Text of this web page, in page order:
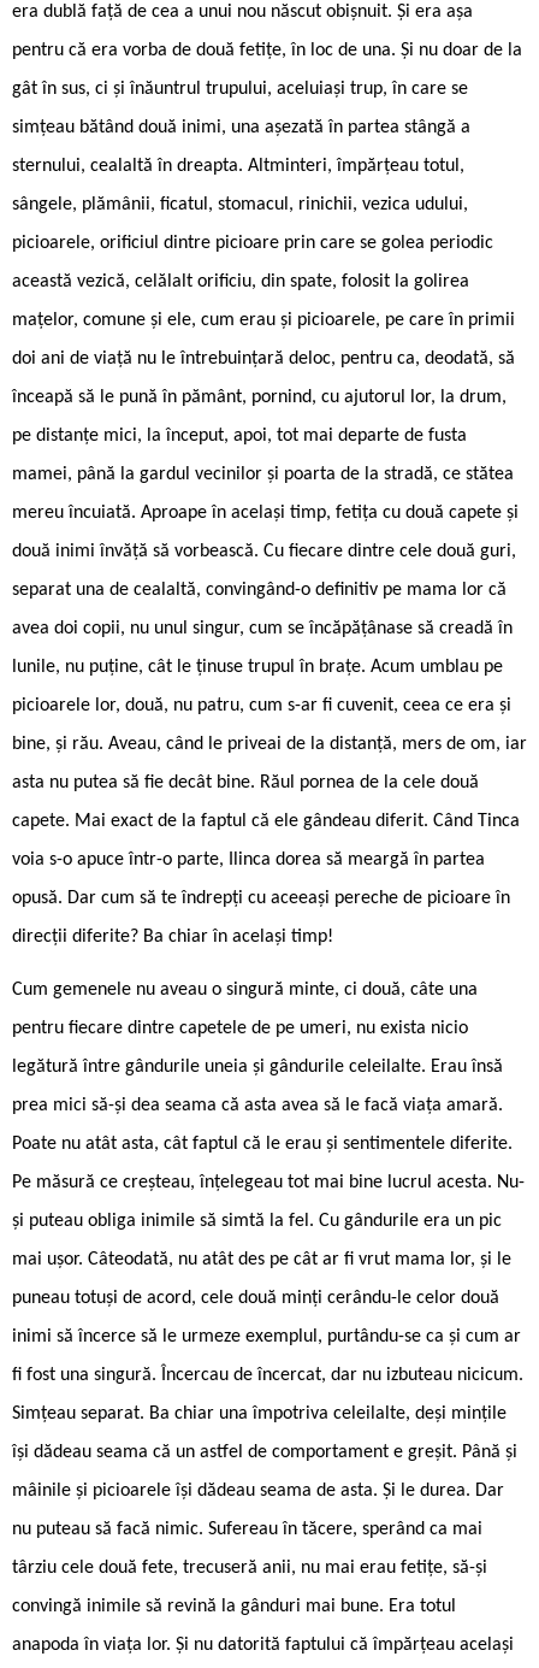
era dublă față de cea a unui nou născut obișnuit. Și era așa
pentru că era vorba de două fetițe, în loc de una. Și nu doar de la
gât în sus, ci și înăuntrul trupului, aceluiași trup, în care se
simțeau bătând două inimi, una așezată în partea stângă a
sternului, cealaltă în dreapta. Altminteri, împărțeau totul,
sângele, plămânii, ficatul, stomacul, rinichii, vezica udului,
picioarele, orificiul dintre picioare prin care se golea periodic
această vezică, celălalt orificiu, din spate, folosit la golirea
mațelor, comune și ele, cum erau și picioarele, pe care în primii
doi ani de viață nu le întrebuințară deloc, pentru ca, deodată, să
înceapă să le pună în pământ, pornind, cu ajutorul lor, la drum,
pe distanțe mici, la început, apoi, tot mai departe de fusta
mamei, până la gardul vecinilor și poarta de la stradă, ce stătea
mereu încuiată. Aproape în același timp, fetița cu două capete și
două inimi învăță să vorbească. Cu fiecare dintre cele două guri,
separat una de cealaltă, convingând-o definitiv pe mama lor că
avea doi copii, nu unul singur, cum se încăpățânase să creadă în
lunile, nu puține, cât le ținuse trupul în brațe. Acum umblau pe
picioarele lor, două, nu patru, cum s-ar fi cuvenit, ceea ce era și
bine, și rău. Aveau, când le priveai de la distanță, mers de om, iar
asta nu putea să fie decât bine. Răul pornea de la cele două
capete. Mai exact de la faptul că ele gândeau diferit. Când Tinca
voia s-o apuce într-o parte, Ilinca dorea să meargă în partea
opusă. Dar cum să te îndrepți cu aceeași pereche de picioare în
direcții diferite? Ba chiar în același timp!
Cum gemenele nu aveau o singură minte, ci două, câte una
pentru fiecare dintre capetele de pe umeri, nu exista nicio
legătură între gândurile uneia și gândurile celeilalte. Erau însă
prea mici să-și dea seama că asta avea să le facă viața amară.
Poate nu atât asta, cât faptul că le erau și sentimentele diferite.
Pe măsură ce creșteau, înțelegeau tot mai bine lucrul acesta. Nu-
și puteau obliga inimile să simtă la fel. Cu gândurile era un pic
mai ușor. Câteodată, nu atât des pe cât ar fi vrut mama lor, și le
puneau totuși de acord, cele două minți cerându-le celor două
inimi să încerce să le urmeze exemplul, purtându-se ca și cum ar
fi fost una singură. Încercau de încercat, dar nu izbuteau nicicum.
Simțeau separat. Ba chiar una împotriva celeilalte, deși mințile
își dădeau seama că un astfel de comportament e greșit. Până și
mâinile și picioarele își dădeau seama de asta. Și le durea. Dar
nu puteau să facă nimic. Sufereau în tăcere, sperând ca mai
târziu cele două fete, trecuseră anii, nu mai erau fetițe, să-și
convingă inimile să revină la gânduri mai bune. Era totul
anapoda în viața lor. Și nu datorită faptului că împărțeau același